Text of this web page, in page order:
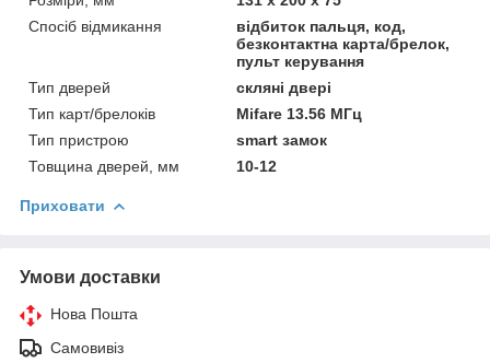
Спосіб відмикання
відбиток пальця, код,
безконтактна карта/брелок,
пульт керування
Тип дверей
скляні двері
Тип карт/брелоків
Mifare 13.56 МГц
Тип пристрою
smart замок
Товщина дверей, мм
10-12
Приховати
Умови доставки
Нова Пошта
Самовивіз